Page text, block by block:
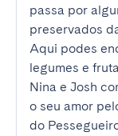
passa por
preservados
Aqui podes
legumes e
Nina e Josh
o seu amor
do